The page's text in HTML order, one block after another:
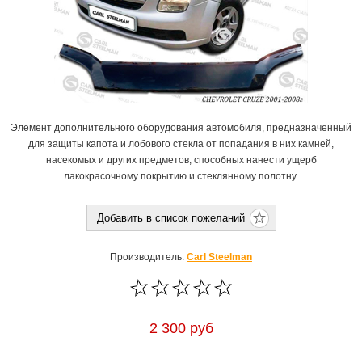
Элемент дополнительного оборудования автомобиля, предназначенный
для защиты капота и лобового стекла от попадания в них камней,
насекомых и других предметов, способных нанести ущерб
лакокрасочному покрытию и стеклянному полотну.
Производитель: Carl Steelman
2 300 руб